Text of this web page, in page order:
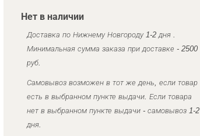
Нет в наличии
Доставка по Нижнему Новгороду 1-2 дня .
Минимальная сумма заказа при доставке - 2500
руб.
Самовывоз возможен в тот же день, если товар
есть в выбранном пункте выдачи. Если товара
нет в выбранном пункте выдачи - самовывоз 1-2
дня.